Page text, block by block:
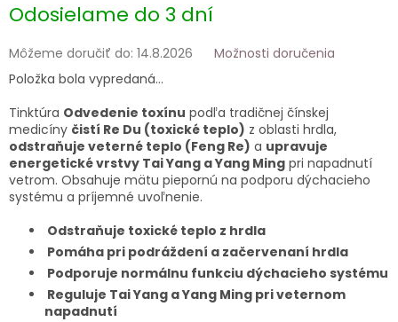
Odosielame do 3 dní
Môžeme doručiť do: 14.8.2026
Možnosti doručenia
Položka bola vypredaná…
Tinktúra Odvedenie toxínu podľa tradičnej čínskej
medicíny čistí Re Du (toxické teplo) z oblasti hrdla,
odstraňuje veterné teplo (Feng Re) a upravuje
energetické vrstvy Tai Yang a Yang Ming pri napadnutí
vetrom. Obsahuje mätu piepornú na podporu dýchacieho
systému a príjemné uvoľnenie.
Odstraňuje toxické teplo z hrdla
Pomáha pri podráždení a začervenaní hrdla
Podporuje normálnu funkciu dýchacieho systému
Reguluje Tai Yang a Yang Ming pri veternom
napadnutí